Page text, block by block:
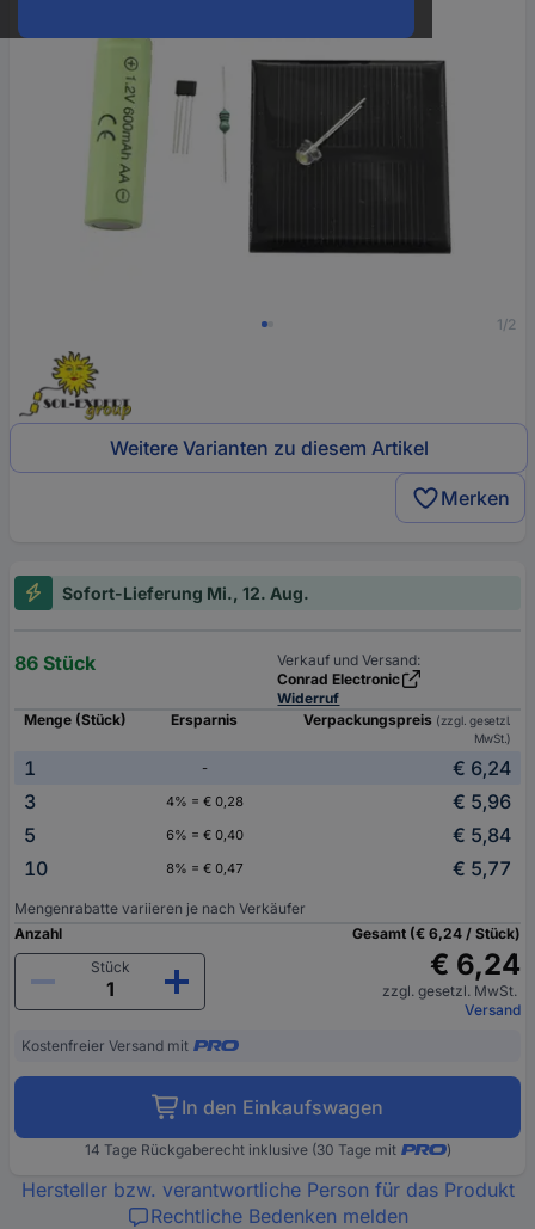
1/2
Weitere Varianten zu diesem Artikel
Merken
Sofort-Lieferung Mi., 12. Aug.
86 Stück
Verkauf und Versand:
Conrad Electronic
Widerruf
Menge (Stück)
Ersparnis Verpackungspreis (zzgl. gesetzl.
MwSt.)
1 -
€ 6,24
3
4% = € 0,28
€ 5,96
5
6% = € 0,40
€ 5,84
10
8% = € 0,47 € 5,77
Mengenrabatte variieren je nach Verkäufer
Anzahl
Stück
Gesamt (€ 6,24 / Stück)
€ 6,24
zzgl. gesetzl. MwSt.
Versand
Kostenfreier Versand mit
In den Einkaufswagen
14 Tage Rückgaberecht inklusive (30 Tage mit )
Hersteller bzw. verantwortliche Person für das Produkt
Rechtliche Bedenken melden